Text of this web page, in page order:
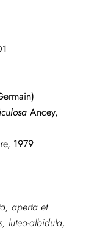
Ancey,
1979
aperta et
luteo-albidula,